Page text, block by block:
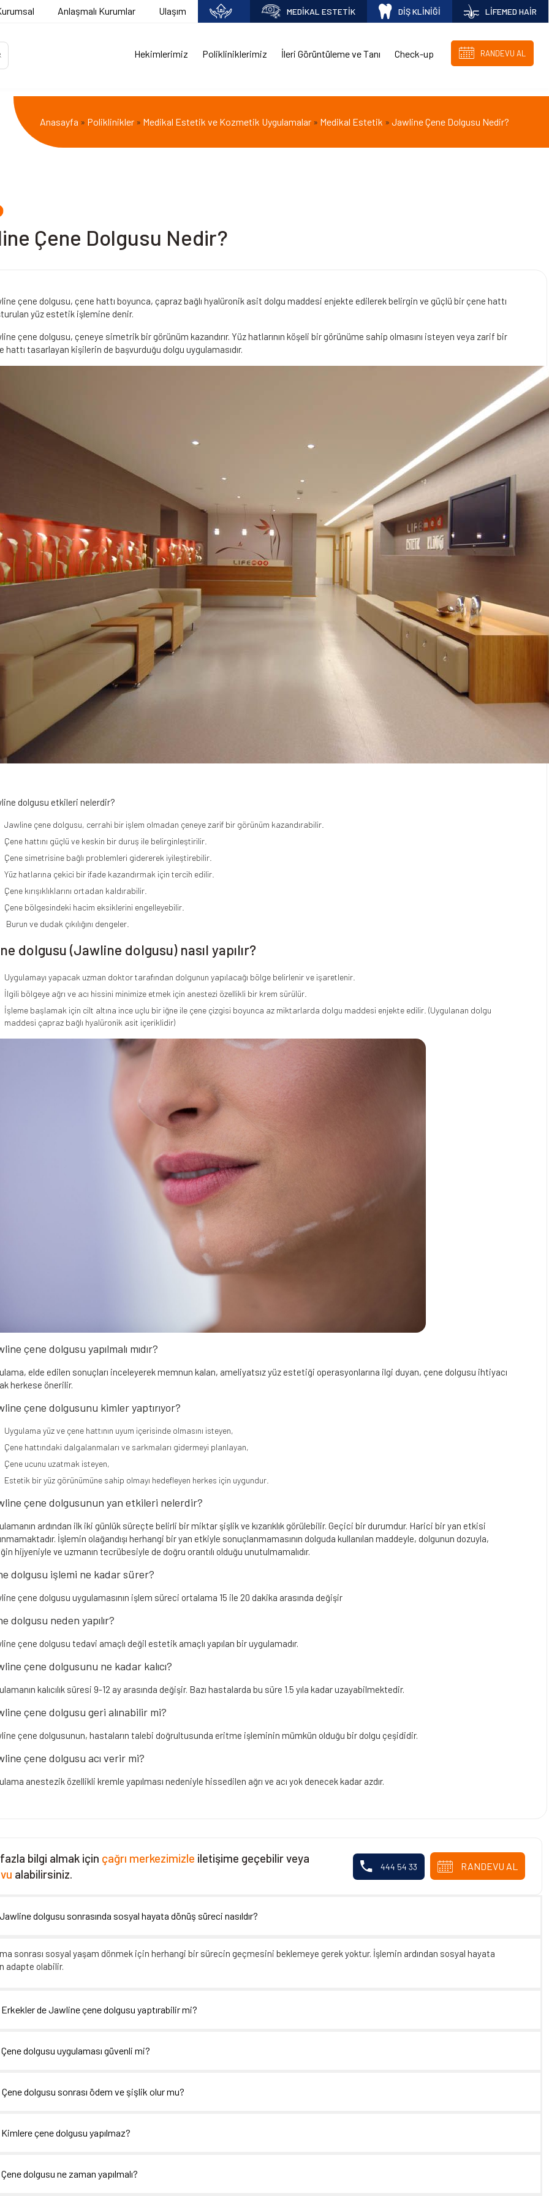
Anlaşmalı Kurumlar Ulaşım MEDİKAL ESTETİK DİŞ KLİNİĞİ LİFEMED HAİR
Hekimlerimiz Polikliniklerimiz İleri Görüntüleme ve Tanı Check-up RANDEVU AL
Anasayfa » Poliklinikler» Medikal Estetik ve Kozmetik Uygulamalar» Medikal Estetik » Jawline Çene Dolgusu Nedir?
Çene Dolgusu Nedir?
çene dolgusu, çene hattı boyunca, çapraz bağlı hyalüronik asit dolgu maddesi enjekte edilerek belirgin ve güçlü bir çene hattı
yüz estetik işlemine denir.
çene dolgusu, çeneye simetrik bir görünüm kazandırır. Yüz hatlarının köşeli bir görünüme sahip olmasını isteyen veya zarif bir
hattı tasarlayan kişilerin de başvurduğu dolgu uygulamasıdır.
dolgusu etkileri nelerdir?
Jawline çene dolgusu, cerrahi bir işlem olmadan çeneye zarif bir görünüm kazandırabilir.
Çene hattını güçlü ve keskin bir duruş ile belirginleştirilir.
Çene simetrisine bağlı problemleri gidererek iyileştirebilir.
Yüz hatlarına çekici bir ifade kazandırmak için tercih edilir.
Çene kırışıklıklarını ortadan kaldırabilir.
Çene bölgesindeki hacim eksiklerini engelleyebilir.
Burun ve dudak çıkılığını dengeler.
dolgusu (Jawline dolgusu) nasıl yapılır?
Uygulamayı yapacak uzman doktor tarafından dolgunun yapılacağı bölge belirlenir ve işaretlenir.
İlgili bölgeye ağrı ve acı hissini minimize etmek için anestezi özellikli bir krem sürülür.
İşleme başlamak için cilt altına ince uçlu bir iğne ile çene çizgisi boyunca az miktarlarda dolgu maddesi enjekte edilir. (Uygulanan dolgu
maddesi çapraz bağlı hyalüronik asit içeriklidir)
çene dolgusu yapılmalı mıdır?
elde edilen sonuçları inceleyerek memnun kalan, ameliyatsız yüz estetiği operasyonlarına ilgi duyan, çene dolgusu ihtiyacı
herkese önerilir.
çene dolgusunu kimler yaptırıyor?
Uygulama yüz ve çene hattının uyum içerisinde olmasını isteyen,
Çene hattındaki dalgalanmaları ve sarkmaları gidermeyi planlayan,
Çene ucunu uzatmak isteyen,
Estetik bir yüz görünümüne sahip olmayı hedefleyen herkes için uygundur.
çene dolgusunun yan etkileri nelerdir?
ardından ilk iki günlük süreçte belirli bir miktar şişlik ve kızarıklık görülebilir. Geçici bir durumdur. Harici bir yan etkisi
İşlemin olağandışı herhangi bir yan etkiyle sonuçlanmamasının dolguda kullanılan maddeyle, dolgunun dozuyla,
hijyeniyle ve uzmanın tecrübesiyle de doğru orantılı olduğu unutulmamalıdır.
dolgusu işlemi ne kadar sürer?
çene dolgusu uygulamasının işlem süreci ortalama 15 ile 20 dakika arasında değişir
dolgusu neden yapılır?
çene dolgusu tedavi amaçlı değil estetik amaçlı yapılan bir uygulamadır.
çene dolgusunu ne kadar kalıcı?
kalıcılık süresi 9-12 ay arasında değişir. Bazı hastalarda bu süre 1.5 yıla kadar uzayabilmektedir.
çene dolgusu geri alınabilir mi?
çene dolgusunun, hastaların talebi doğrultusunda eritme işleminin mümkün olduğu bir dolgu çeşididir.
çene dolgusu acı verir mi?
anestezik özellikli kremle yapılması nedeniyle hissedilen ağrı ve acı yok denecek kadar azdır.
bilgi almak için çağrı merkezimizle iletişime geçebilir veya
alabilirsiniz.
444 54 33 RANDEVU AL
dolgusu sonrasında sosyal hayata dönüş süreci nasıldır?
sonrası sosyal yaşam dönmek için herhangi bir sürecin geçmesini beklemeye gerek yoktur. İşlemin ardından sosyal hayata
adapte olabilir.
de Jawline çene dolgusu yaptırabilir mi?
dolgusu uygulaması güvenli mi?
dolgusu sonrası ödem ve şişlik olur mu?
çene dolgusu yapılmaz?
dolgusu ne zaman yapılmalı?